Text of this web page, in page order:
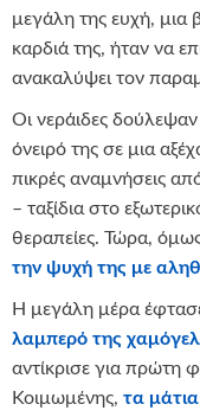
μεγάλη της ευχή, μια
καρδιά της, ήταν να
ανακαλύψει τον
Οι νεράιδες
όνειρό της σε μια
πικρές αναμνήσεις
– ταξίδια στο
θεραπείες. Τώρα,
την ψυχή της με
Η μεγάλη μέρα
λαμπερό της
αντίκρισε για πρώτη
Κοιμωμένης, τα